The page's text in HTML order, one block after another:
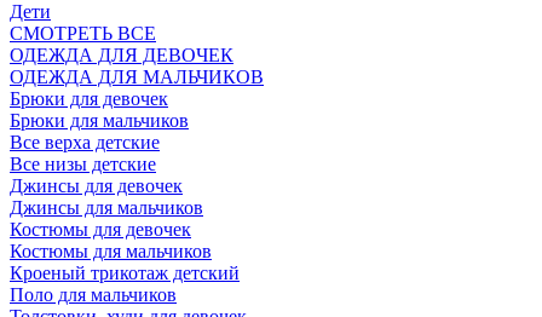
Дети
СМОТРЕТЬ ВСЕ
ОДЕЖДА ДЛЯ ДЕВОЧЕК
ОДЕЖДА ДЛЯ МАЛЬЧИКОВ
Брюки для девочек
Брюки для мальчиков
Все верха детские
Все низы детские
Джинсы для девочек
Джинсы для мальчиков
Костюмы для девочек
Костюмы для мальчиков
Кроеный трикотаж детский
Поло для мальчиков